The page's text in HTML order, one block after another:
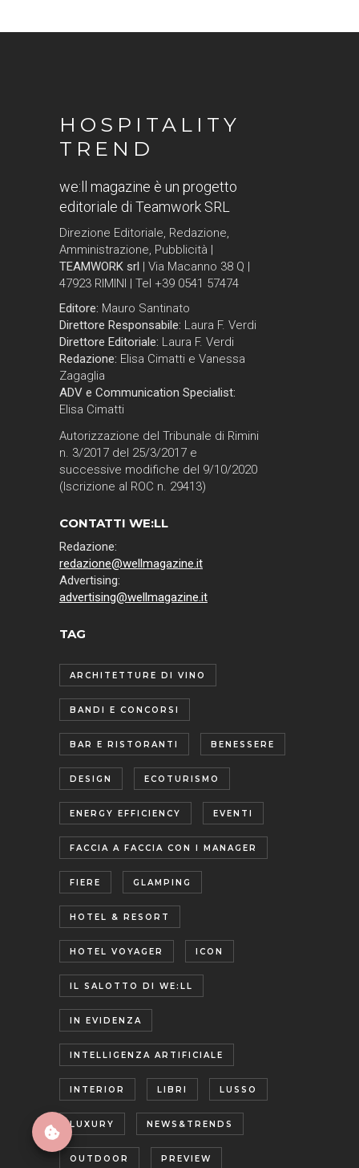
HOSPITALITY
TREND
we:ll magazine è un progetto
editoriale di Teamwork SRL
Direzione Editoriale, Redazione,
Amministrazione, Pubblicità |
TEAMWORK srl | Via Macanno 38 Q |
47923 RIMINI | Tel +39 0541 57474
Editore: Mauro Santinato
Direttore Responsabile: Laura F. Verdi
Direttore Editoriale: Laura F. Verdi
Redazione: Elisa Cimatti e Vanessa
Zagaglia
ADV e Communication Specialist:
Elisa Cimatti
Autorizzazione del Tribunale di Rimini
n. 3/2017 del 25/3/2017 e
successive modifiche del 9/10/2020
(Iscrizione al ROC n. 29413)
CONTATTI WE:LL
Redazione:
redazione@wellmagazine.it
Advertising:
advertising@wellmagazine.it
TAG
ARCHITETTURE DI VINO
BANDI E CONCORSI
BAR E RISTORANTI BENESSERE
DESIGN ECOTURISMO
ENERGY EFFICIENCY EVENTI
FACCIA A FACCIA CON I MANAGER
FIERE GLAMPING
HOTEL & RESORT
HOTEL VOYAGER ICON
IL SALOTTO DI WE:LL
IN EVIDENZA
INTELLIGENZA ARTIFICIALE
INTERIOR LIBRI LUSSO
LUXURY NEWS&TRENDS
OUTDOOR PREVIEW